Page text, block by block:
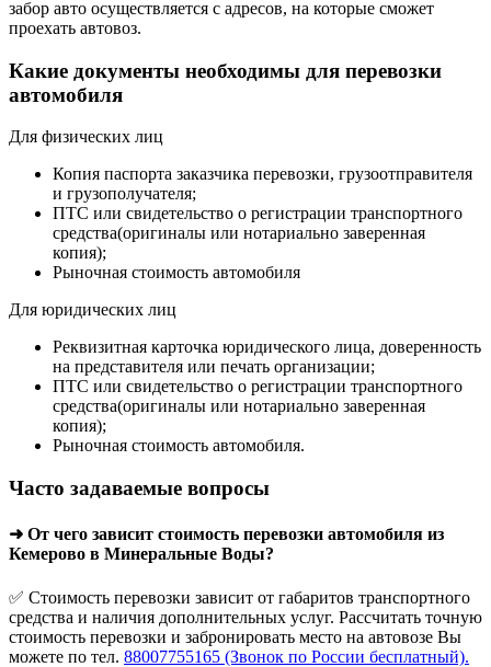
забор авто осуществляется с адресов, на которые сможет
проехать автовоз.
Какие документы необходимы для перевозки
автомобиля
Для физических лиц
Копия паспорта заказчика перевозки, грузоотправителя
и грузополучателя;
ПТС или свидетельство о регистрации транспортного
средства(оригиналы или нотариально заверенная
копия);
Рыночная стоимость автомобиля
Для юридических лиц
Реквизитная карточка юридического лица, доверенность
на представителя или печать организации;
ПТС или свидетельство о регистрации транспортного
средства(оригиналы или нотариально заверенная
копия);
Рыночная стоимость автомобиля.
Часто задаваемые вопросы
➜ От чего зависит стоимость перевозки автомобиля из
Кемерово в Минеральные Воды?
✅ Стоимость перевозки зависит от габаритов транспортного
средства и наличия дополнительных услуг. Рассчитать точную
стоимость перевозки и забронировать место на автовозе Вы
можете по тел. 88007755165 (Звонок по России бесплатный).